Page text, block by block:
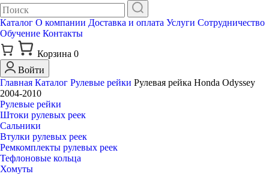
Каталог О компании Доставка и оплата Услуги Сотрудничество
Обучение Контакты
Корзина 0
Войти
Главная Каталог Рулевые рейки Рулевая рейка Honda Odyssey
2004-2010
Рулевые рейки
Штоки рулевых реек
Сальники
Втулки рулевых реек
Ремкомплекты рулевых реек
Тефлоновые кольца
Хомуты